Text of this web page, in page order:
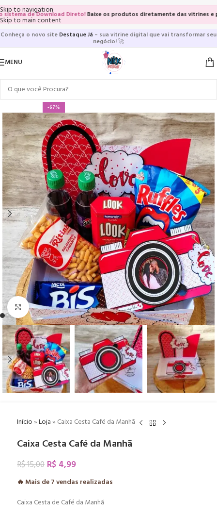
Skip to navigation
Skip to main content
de Download Direto!Baixe os produtos diretamente das vitrines e
Conheça o novo site Destaque Já – sua vitrine digital que vai transformar seu
negócio!🚀
MENU
-67%
Click to enlarge
Início»Loja» Caixa Cesta Café da Manhã
Caixa Cesta Café da Manhã
R$15,00 R$ 4,99
🔥 Mais de7vendas realizadas
Caixa Cesta de Café da Manhã